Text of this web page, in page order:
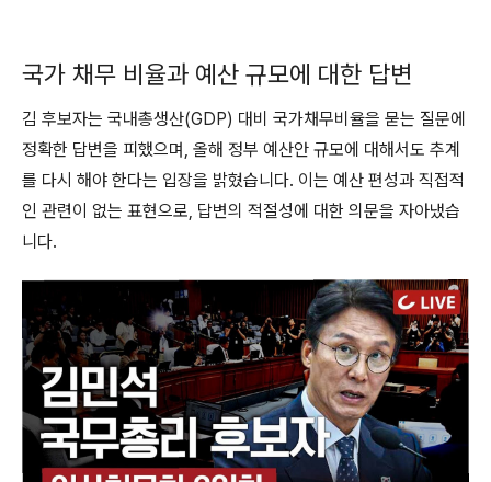
국가 채무 비율과 예산 규모에 대한 답변
김 후보자는 국내총생산(GDP) 대비 국가채무비율을 묻는 질문에
정확한 답변을 피했으며, 올해 정부 예산안 규모에 대해서도 추계
를 다시 해야 한다는 입장을 밝혔습니다. 이는 예산 편성과 직접적
인 관련이 없는 표현으로, 답변의 적절성에 대한 의문을 자아냈습
니다.